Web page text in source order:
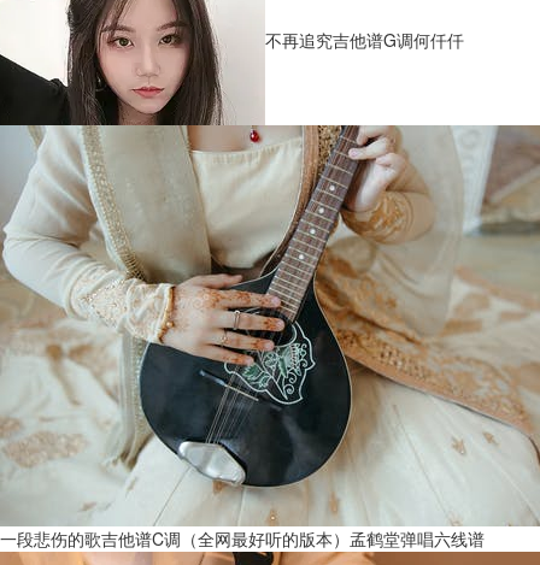
不再追究吉他谱G调何仟仟
一段悲伤的歌吉他谱C调（全网最好听的版本）孟鹤堂弹唱六线谱